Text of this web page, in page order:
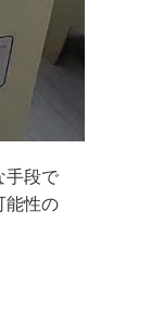
手段で
能性の